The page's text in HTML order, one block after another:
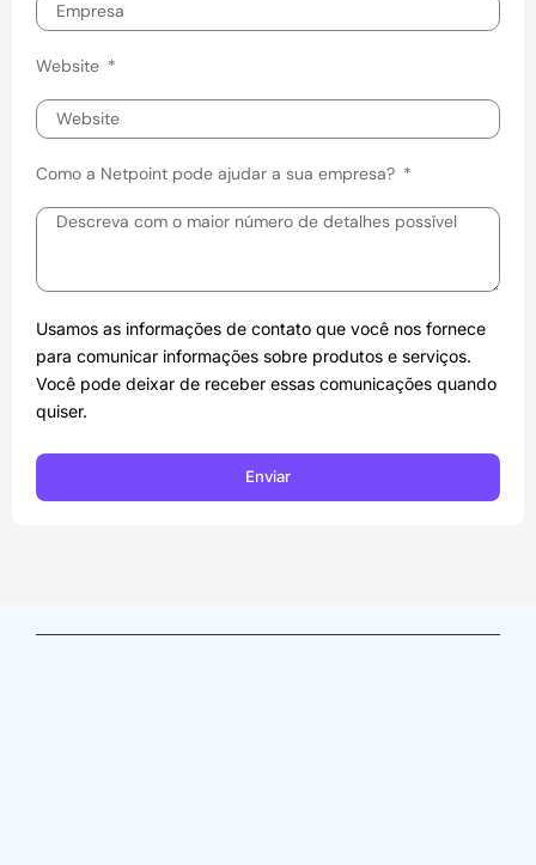
Website
Como a Netpoint pode ajudar a sua empresa?
Usamos as informações de contato que você nos fornece
para comunicar informações sobre produtos e serviços.
Você pode deixar de receber essas comunicações quando
quiser.
Enviar